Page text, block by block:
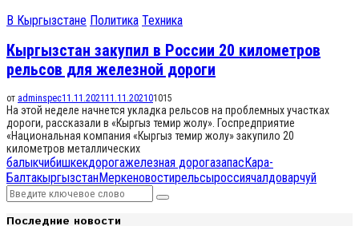
В Кыргызстане Политика Техника
Кыргызстан закупил в России 20 километров
рельсов для железной дороги
от adminspec11.11.2021 11.11.202101015
На этой неделе начнется укладка рельсов на проблемных участках
дороги, рассказали в «Кыргыз темир жолу». Госпредприятие
«Национальная компания «Кыргыз темир жолу» закупило 20
километров металлических
балыкчибишкекдорогажелезная дорогазапасКара-
БалтакыргызстанМеркеновостирельсыроссиячалдоварчуй
Search
for:
Search
Последние новости